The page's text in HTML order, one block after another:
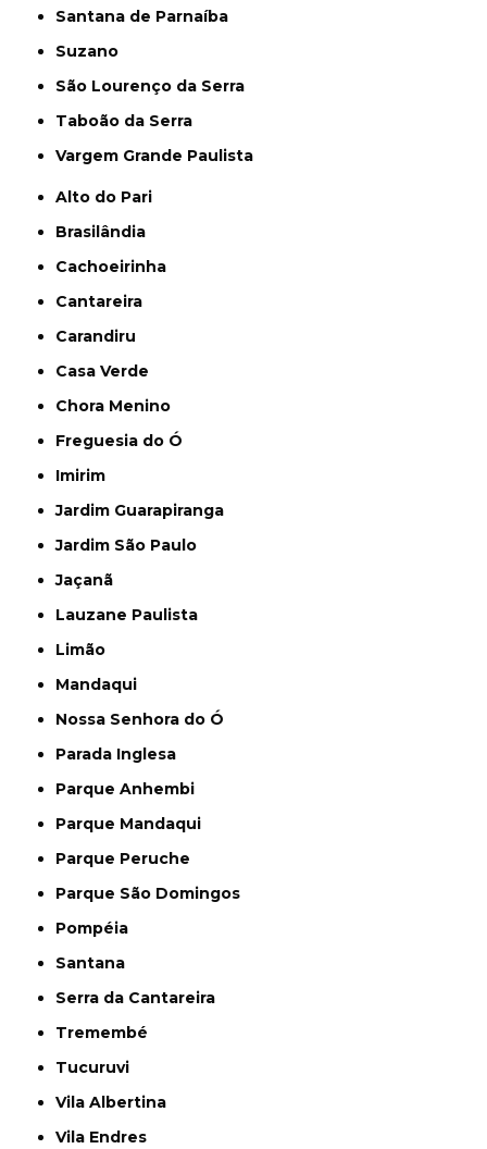
Santana de Parnaíba
Suzano
São Lourenço da Serra
Taboão da Serra
Vargem Grande Paulista
Alto do Pari
Brasilândia
Cachoeirinha
Cantareira
Carandiru
Casa Verde
Chora Menino
Freguesia do Ó
Imirim
Jardim Guarapiranga
Jardim São Paulo
Jaçanã
Lauzane Paulista
Limão
Mandaqui
Nossa Senhora do Ó
Parada Inglesa
Parque Anhembi
Parque Mandaqui
Parque Peruche
Parque São Domingos
Pompéia
Santana
Serra da Cantareira
Tremembé
Tucuruvi
Vila Albertina
Vila Endres